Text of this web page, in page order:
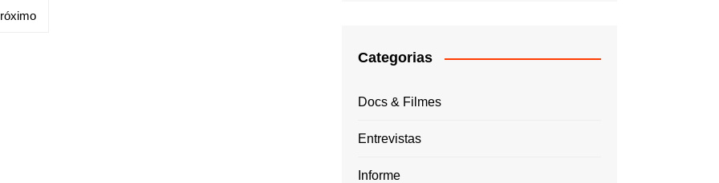
Categorias
Docs & Filmes
Entrevistas
Informe